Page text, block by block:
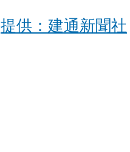
提供：建通新聞社